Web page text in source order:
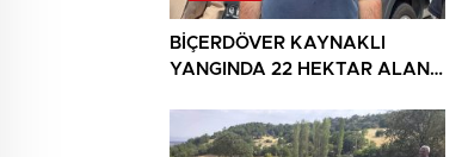
BİÇERDÖVER KAYNAKLI
YANGINDA 22 HEKTAR ALAN